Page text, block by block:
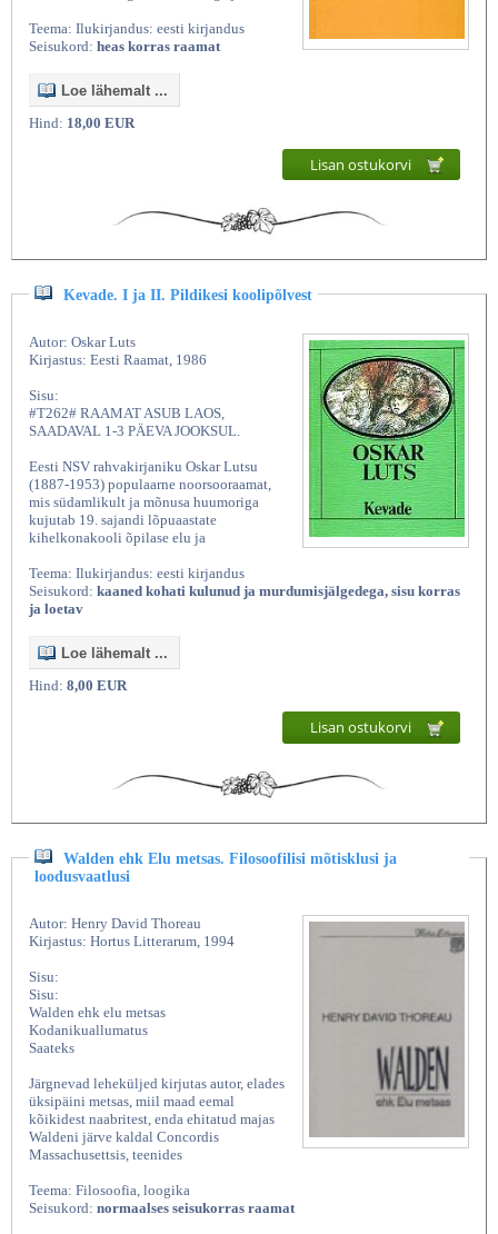
Teema: Ilukirjandus: eesti kirjandus
Seisukord: heas korras raamat
Loe lähemalt ...
Hind: 18,00 EUR
Lisan ostukorvi
Kevade. I ja II. Pildikesi koolipõlvest
Autor: Oskar Luts
Kirjastus: Eesti Raamat, 1986
Sisu:
#T262# RAAMAT ASUB LAOS,
SAADAVAL 1-3 PÄEVA JOOKSUL.
Eesti NSV rahvakirjaniku Oskar Lutsu
(1887-1953) populaarne noorsooraamat,
mis südamlikult ja mõnusa huumoriga
kujutab 19. sajandi lõpuaastate
kihelkonakooli õpilase elu ja
Teema: Ilukirjandus: eesti kirjandus
Seisukord: kaaned kohati kulunud ja murdumisjälgedega, sisu korras
ja loetav
Loe lähemalt ...
Hind: 8,00 EUR
Lisan ostukorvi
Walden ehk Elu metsas. Filosoofilisi mõtisklusi ja
loodusvaatlusi
Autor: Henry David Thoreau
Kirjastus: Hortus Litterarum, 1994
Sisu:
Sisu:
Walden ehk elu metsas
Kodanikuallumatus
Saateks
Järgnevad leheküljed kirjutas autor, elades
üksipäini metsas, miil maad eemal
kõikidest naabritest, enda ehitatud majas
Waldeni järve kaldal Concordis
Massachusettsis, teenides
Teema: Filosoofia, loogika
Seisukord: normaalses seisukorras raamat